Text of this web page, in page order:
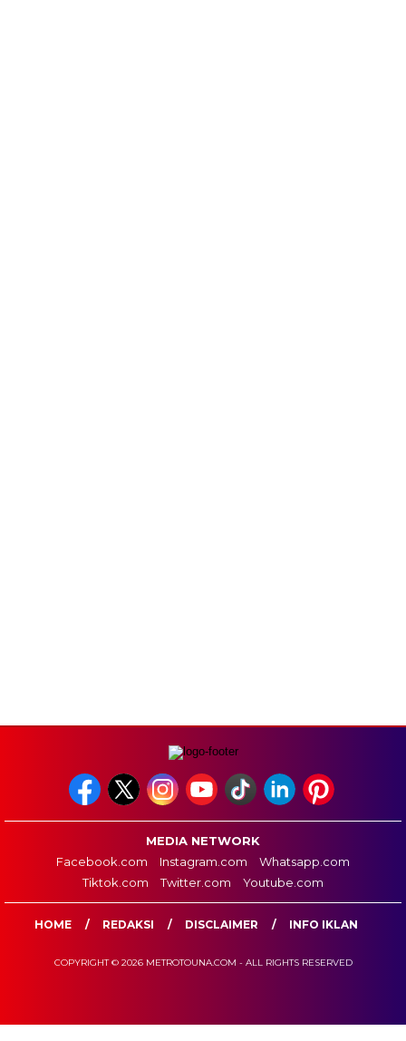
MEDIA NETWORK
Facebook.com
Instagram.com
Whatsapp.com
Tiktok.com
Twitter.com Youtube.com
HOME REDAKSI DISCLAIMER INFO IKLAN
COPYRIGHT © 2026 METROTOUNA.COM - ALL RIGHTS RESERVED